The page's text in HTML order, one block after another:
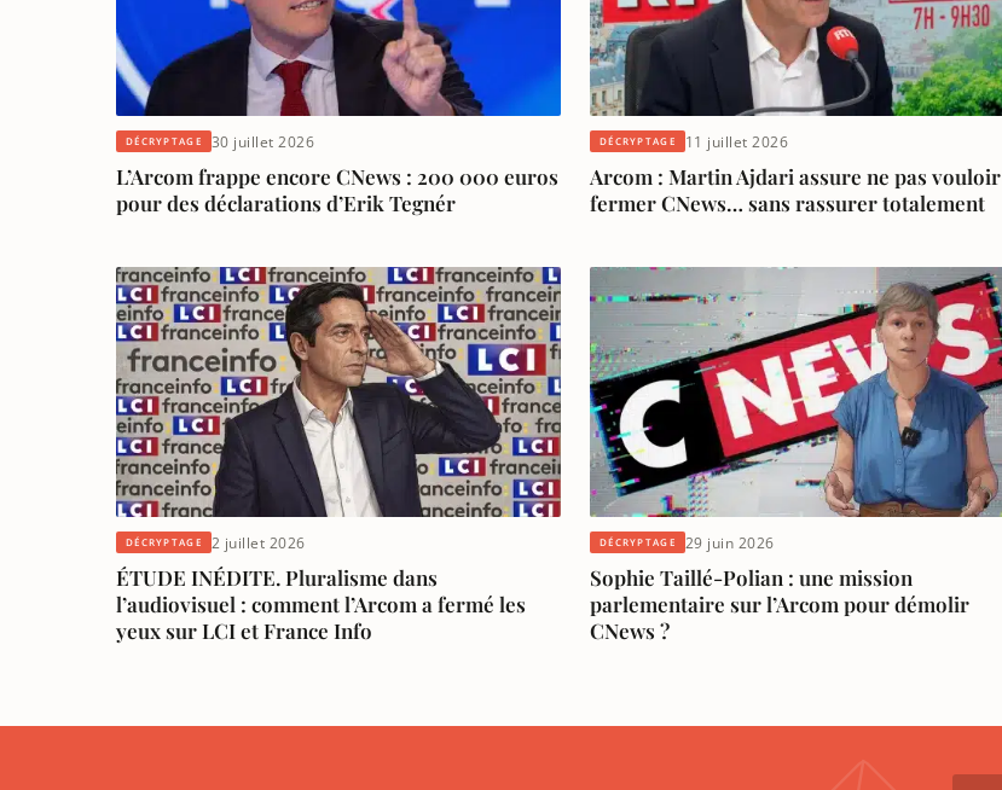
DÉCRYPTAGE 30 juillet 2026
L’Arcom frappe encore CNews : 200 000 euros
pour des déclarations d’Erik Tegnér
DÉCRYPTAGE 11 juillet 2026
Arcom : Martin Ajdari assure ne pas vouloir
fermer CNews… sans rassurer totalement
DÉCRYPTAGE 2 juillet 2026
ÉTUDE INÉDITE. Pluralisme dans
l’audiovisuel : comment l’Arcom a fermé les
yeux sur LCI et France Info
DÉCRYPTAGE 29 juin 2026
Sophie Taillé-Polian : une mission
parlementaire sur l’Arcom pour démolir
CNews ?